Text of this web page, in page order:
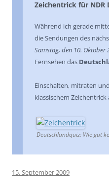
Zeichentrick für NDR
Während ich gerade
die Sendungen des
Samstag, den 10. Oktober
Fernsehen das
Einschalten, mitraten
klassischem Zeichentrick
Deutschlandquiz: Wie gut
15. September 2009